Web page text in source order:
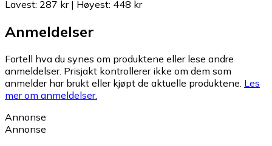
Lavest: 287 kr| Høyest: 448 kr
Anmeldelser
Fortell hva du synes om produktene eller lese andre
anmeldelser. Prisjakt kontrollerer ikke om dem som
anmelder har brukt eller kjøpt de aktuelle produktene. Les
mer om anmeldelser.
Annonse
Annonse